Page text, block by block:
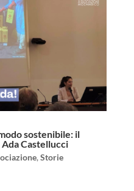
sostenibile: il
Castellucci
, Storie